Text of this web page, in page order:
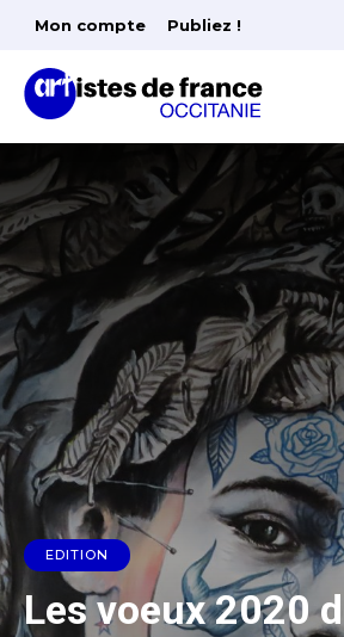
Mon compte Publiez !
EDITION
Les voeux 2020